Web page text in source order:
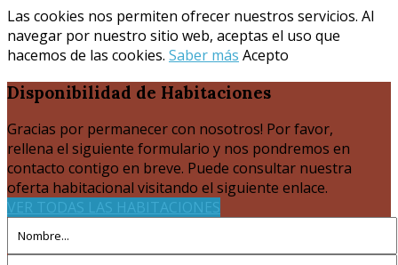
Las cookies nos permiten ofrecer nuestros servicios. Al
navegar por nuestro sitio web, aceptas el uso que
hacemos de las cookies. Saber más Acepto
Disponibilidad de Habitaciones
Gracias por permanecer con nosotros! Por favor,
rellena el siguiente formulario y nos pondremos en
contacto contigo en breve. Puede consultar nuestra
oferta habitacional visitando el siguiente enlace.
VER TODAS LAS HABITACIONES